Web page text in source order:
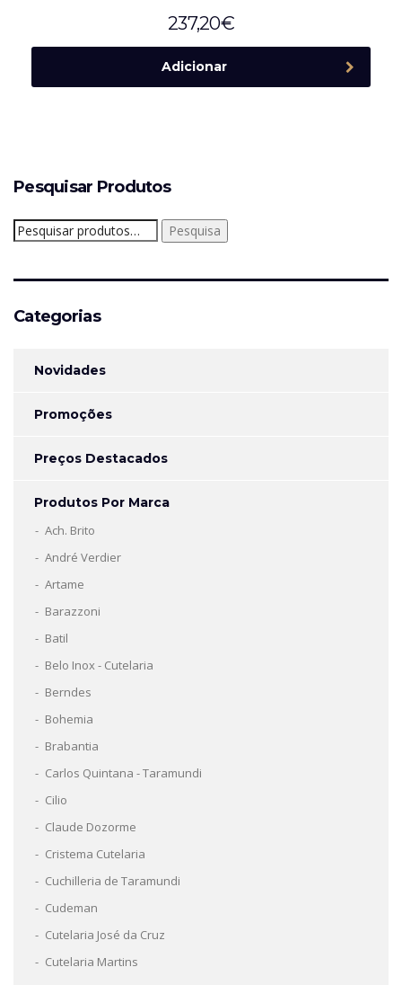
237,20€
Adicionar
Pesquisar Produtos
Pesquisar
por:
Pesquisa
Categorias
Novidades
Promoções
Preços Destacados
Produtos Por Marca
Ach. Brito
André Verdier
Artame
Barazzoni
Batil
Belo Inox - Cutelaria
Berndes
Bohemia
Brabantia
Carlos Quintana - Taramundi
Cilio
Claude Dozorme
Cristema Cutelaria
Cuchilleria de Taramundi
Cudeman
Cutelaria José da Cruz
Cutelaria Martins